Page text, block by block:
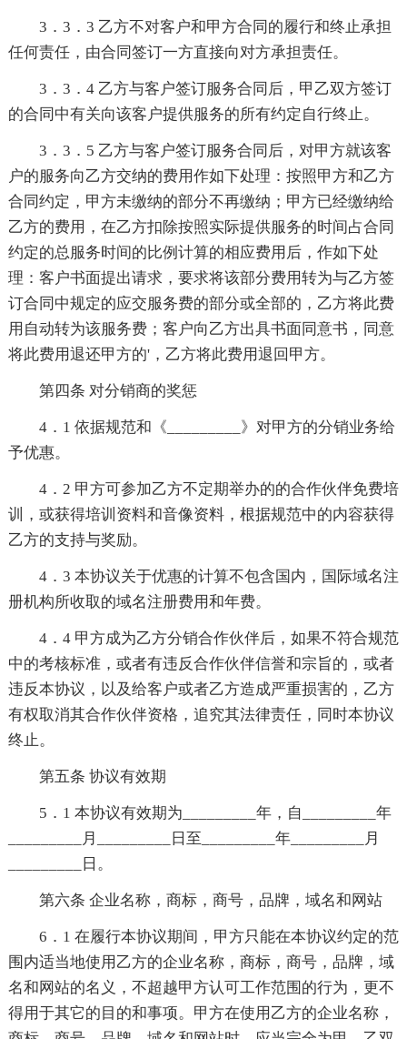
3．3．3 乙方不对客户和甲方合同的履行和终止承担
任何责任，由合同签订一方直接向对方承担责任。
3．3．4 乙方与客户签订服务合同后，甲乙双方签订
的合同中有关向该客户提供服务的所有约定自行终止。
3．3．5 乙方与客户签订服务合同后，对甲方就该客
户的服务向乙方交纳的费用作如下处理：按照甲方和乙方
合同约定，甲方未缴纳的部分不再缴纳；甲方已经缴纳给
乙方的费用，在乙方扣除按照实际提供服务的时间占合同
约定的总服务时间的比例计算的相应费用后，作如下处
理：客户书面提出请求，要求将该部分费用转为与乙方签
订合同中规定的应交服务费的部分或全部的，乙方将此费
用自动转为该服务费；客户向乙方出具书面同意书，同意
将此费用退还甲方的'，乙方将此费用退回甲方。
第四条 对分销商的奖惩
4．1 依据规范和《_________》对甲方的分销业务给
予优惠。
4．2 甲方可参加乙方不定期举办的的合作伙伴免费培
训，或获得培训资料和音像资料，根据规范中的内容获得
乙方的支持与奖励。
4．3 本协议关于优惠的计算不包含国内，国际域名注
册机构所收取的域名注册费用和年费。
4．4 甲方成为乙方分销合作伙伴后，如果不符合规范
中的考核标准，或者有违反合作伙伴信誉和宗旨的，或者
违反本协议，以及给客户或者乙方造成严重损害的，乙方
有权取消其合作伙伴资格，追究其法律责任，同时本协议
终止。
第五条 协议有效期
5．1 本协议有效期为_________年，自_________年
_________月_________日至_________年_________月
_________日。
第六条 企业名称，商标，商号，品牌，域名和网站
6．1 在履行本协议期间，甲方只能在本协议约定的范
围内适当地使用乙方的企业名称，商标，商号，品牌，域
名和网站的名义，不超越甲方认可工作范围的行为，更不
得用于其它的目的和事项。甲方在使用乙方的企业名称，